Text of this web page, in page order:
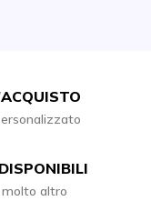
altro